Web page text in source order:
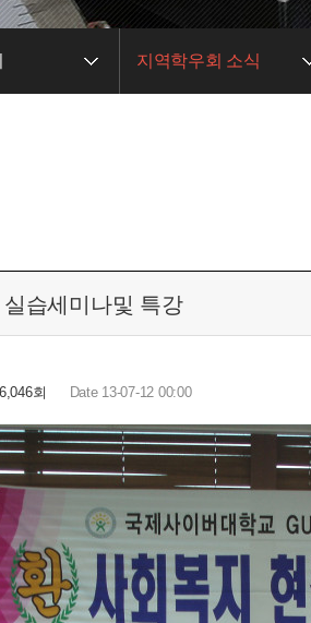
지역학우회 소식
습세미나및 특강
회 Date 13-07-12 00:00